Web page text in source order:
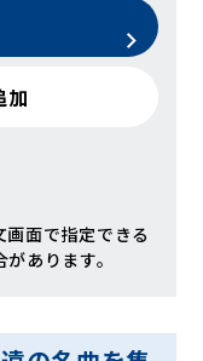
加
面で指定できる
あります。